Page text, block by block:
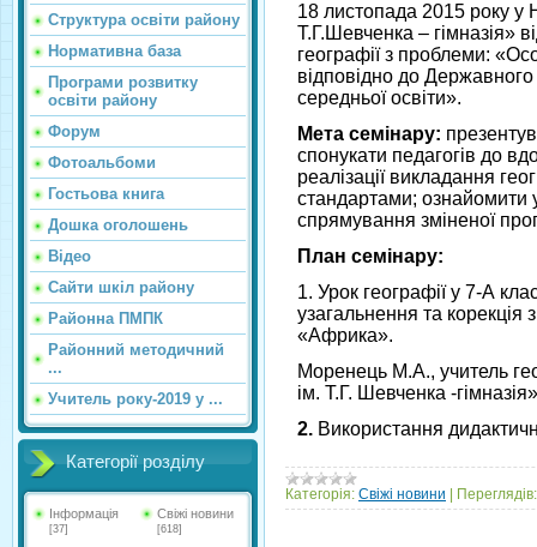
Структура освіти району
Нормативна база
Програми розвитку
освіти району
Форум
Фотоальбоми
Гостьова книга
Дошка оголошень
Відео
Сайти шкіл району
Районна ПМПК
Районний методичний
...
Учитель року-2019 у ...
Категорії розділу
Інформація
[37]
Свіжі новини
[618]
18 листопада 2015 року у
Т.Г.Шевченка – гімназія»
географії з проблеми:
відповідно до Державного
середньої освіти».
Мета семінару:
спонукати педагогів до
реалізації викладання
стандартами; ознайомити
спрямування зміненої
План семінару:
1. Урок географії у 7-А
узагальнення та корекція
«Африка».
Моренець М.А., учитель
ім. Т.Г. Шевченка -
2. Використання
Категорія: Свіжі новини Переглядів: